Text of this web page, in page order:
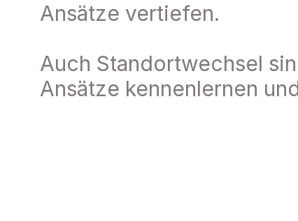
Ansätze vertiefen.
Auch Standortwechsel
Ansätze kennenlernen